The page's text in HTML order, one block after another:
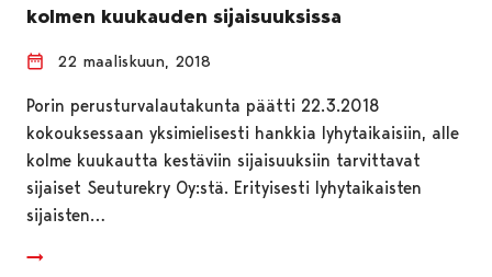
kolmen kuukauden sijaisuuksissa
22 maaliskuun, 2018
Porin perusturvalautakunta päätti 22.3.2018
kokouksessaan yksimielisesti hankkia lyhytaikaisiin, alle
kolme kuukautta kestäviin sijaisuuksiin tarvittavat
sijaiset Seuturekry Oy:stä. Erityisesti lyhytaikaisten
sijaisten…